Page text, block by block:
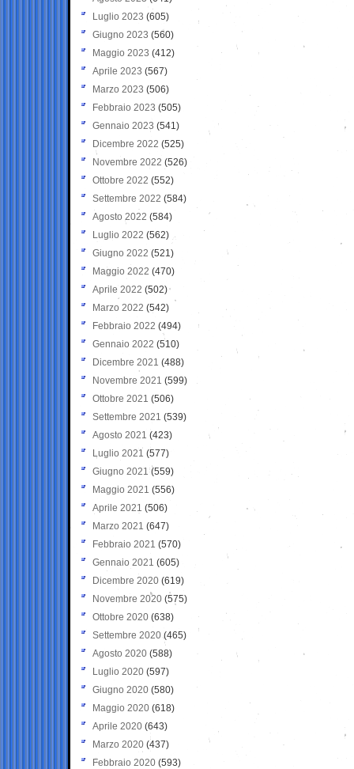
Luglio 2023 (605)
Giugno 2023 (560)
Maggio 2023 (412)
Aprile 2023 (567)
Marzo 2023 (506)
Febbraio 2023 (505)
Gennaio 2023 (541)
Dicembre 2022 (525)
Novembre 2022 (526)
Ottobre 2022 (552)
Settembre 2022 (584)
Agosto 2022 (584)
Luglio 2022 (562)
Giugno 2022 (521)
Maggio 2022 (470)
Aprile 2022 (502)
Marzo 2022 (542)
Febbraio 2022 (494)
Gennaio 2022 (510)
Dicembre 2021 (488)
Novembre 2021 (599)
Ottobre 2021 (506)
Settembre 2021 (539)
Agosto 2021 (423)
Luglio 2021 (577)
Giugno 2021(559)
Maggio 2021 (556)
Aprile 2021 (506)
Marzo 2021 (647)
Febbraio 2021 (570)
Gennaio 2021 (605)
Dicembre 2020 (619)
Novembre 2020 (575)
Ottobre 2020 (638)
Settembre 2020(465)
Agosto 2020 (588)
Luglio 2020 (597)
Giugno 2020 (580)
Maggio 2020 (618)
Aprile 2020 (643)
Marzo 2020 (437)
Febbraio 2020 (593)